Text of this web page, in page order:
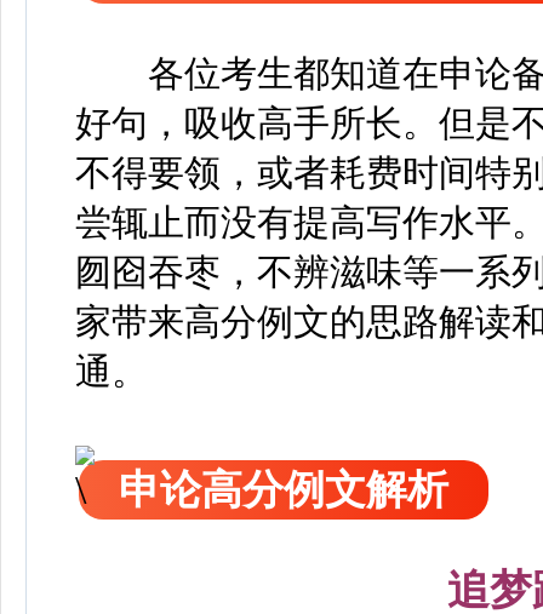
各位考生都知道在申论
好句，吸收高手所长。但是
不得要领，或者耗费时间特
尝辄止而没有提高写作水平
囫囵吞枣，不辨滋味等一系
家带来高分例文的思路解读
通。
申论高分例文解析
追